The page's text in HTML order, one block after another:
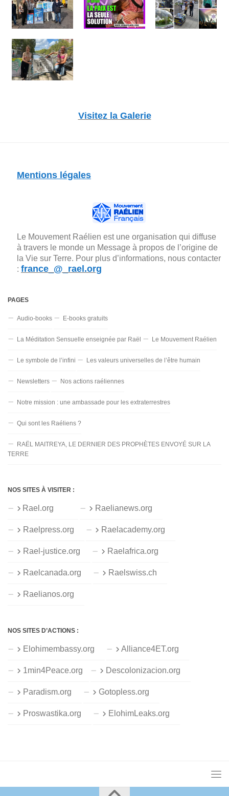
Visitez la Galerie
Mentions légales
Le Mouvement Raélien est une organisation qui diffuse
à travers le monde un Message à propos de l’origine de
la Vie sur Terre. Pour plus d’informations, nous contacter
: france_@_rael.org
PAGES
Audio-books E-books gratuits
La Méditation Sensuelle enseignée par Raël Le Mouvement Raélien
Le symbole de l’infini Les valeurs universelles de l’être humain
Newsletters Nos actions raéliennes
Notre mission : une ambassade pour les extraterrestres
Qui sont les Raéliens ?
RAËL MAITREYA, LE DERNIER DES PROPHÈTES ENVOYÉ SUR LA
TERRE
NOS SITES À VISITER :
Rael.org Raelianews.org
Raelpress.org Raelacademy.org
Rael-justice.org Raelafrica.org
Raelcanada.org Raelswiss.ch
Raelianos.org
NOS SITES D’ACTIONS :
Elohimembassy.org Alliance4ET.org
1min4Peace.org Descolonizacion.org
Paradism.org Gotopless.org
Proswastika.org ElohimLeaks.org